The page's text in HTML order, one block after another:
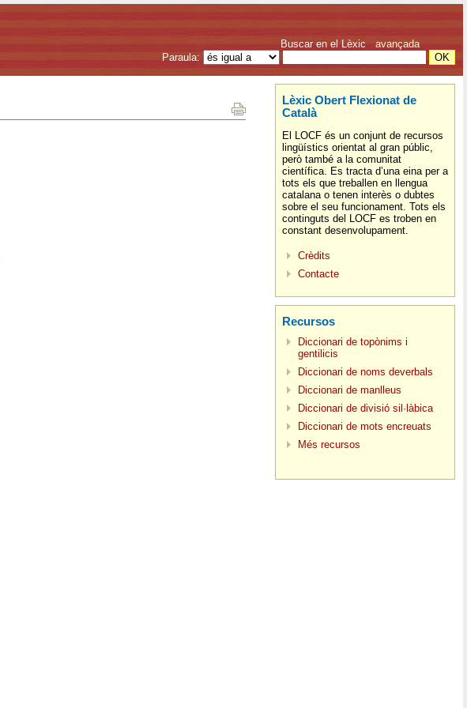
Buscar en el Lèxic avançada
Paraula:
Lèxic Obert Flexionat de
Català
El LOCF és un conjunt de recursos
lingüístics orientat al gran públic,
però també a la comunitat
científica. Es tracta d’una eina per a
tots els que treballen en llengua
catalana o tenen interès o dubtes
sobre el seu funcionament. Tots els
continguts del LOCF es troben en
constant desenvolupament.
Crèdits
Contacte
Recursos
Diccionari de topònims i
gentilicis
Diccionari de noms deverbals
Diccionari de manlleus
Diccionari de divisió sil·làbica
Diccionari de mots encreuats
Més recursos